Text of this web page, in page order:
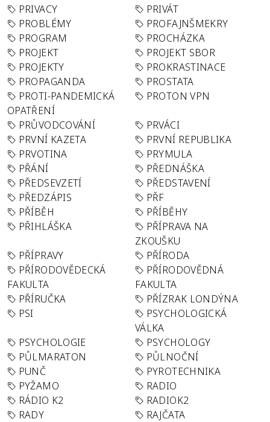
PRIVACY
PRIVÁT
PROBLÉMY
PROFAJNŠMEKRY
PROGRAM
PROCHÁZKA
PROJEKT
PROJEKT SBOR
PROJEKTY
PROKRASTINACE
PROPAGANDA
PROSTATA
PROTI-PANDEMICKÁ
OPATŘENÍ
PROTON VPN
PRŮVODCOVÁNÍ
PRVÁCI
PRVNÍ KAZETA
PRVNÍ REPUBLIKA
PRVOTINA
PRYMULA
PŘÁNÍ
PŘEDNÁŠKA
PŘEDSEVZETÍ
PŘEDSTAVENÍ
PŘEDZÁPIS
PŘF
PŘÍBĚH
PŘÍBĚHY
PŘIHLÁŠKA
PŘÍPRAVA NA
ZKOUŠKU
PŘÍPRAVY
PŘÍRODA
PŘÍRODOVĚDECKÁ
FAKULTA
PŘÍRODOVĚDNÁ
FAKULTA
PŘÍRUČKA
PŘÍZRAK LONDÝNA
PSI
PSYCHOLOGICKÁ
VÁLKA
PSYCHOLOGIE
PSYCHOLOGY
PŮLMARATON
PŮLNOČNÍ
PUNČ
PYROTECHNIKA
PYŽAMO
RADIO
RÁDIO K2
RADIOK2
RADY
RAJČATA